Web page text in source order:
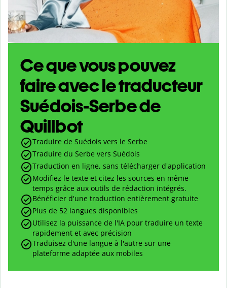
Ce que vous pouvez
faire avec le traducteur
Suédois-Serbe de
Quillbot
Traduire de Suédois vers le Serbe
Traduire du Serbe vers Suédois
Traduction en ligne, sans télécharger d'application
Modifiez le texte et citez les sources en même
temps grâce aux outils de rédaction intégrés.
Bénéficier d'une traduction entièrement gratuite
Plus de 52 langues disponibles
Utilisez la puissance de l'IA pour traduire un texte
rapidement et avec précision
Traduisez d'une langue à l'autre sur une
plateforme adaptée aux mobiles